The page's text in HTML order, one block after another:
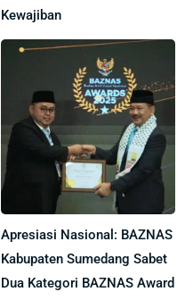
Kewajiban
Apresiasi Nasional: BAZNAS
Kabupaten Sumedang Sabet
Dua Kategori BAZNAS Award